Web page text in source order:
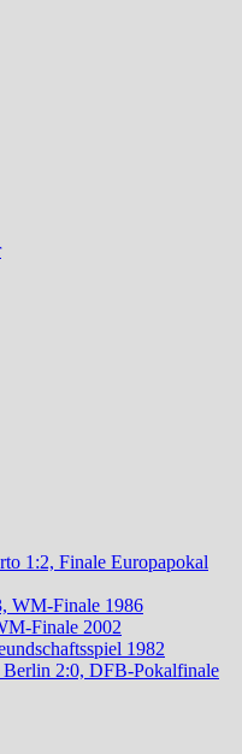
1:2, Finale Europapokal
WM-Finale 1986
Finale 2002
1982
2:0, DFB-Pokalfinale